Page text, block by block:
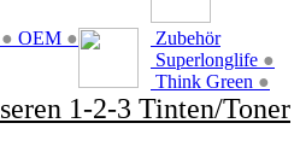
● OEM ●
Zubehör
Superlonglife ●
Think Green ●
1-2-3 Tinten/Toner